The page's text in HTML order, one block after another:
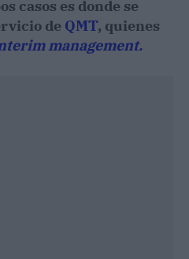
casos es donde se
de QMT, quienes
management.